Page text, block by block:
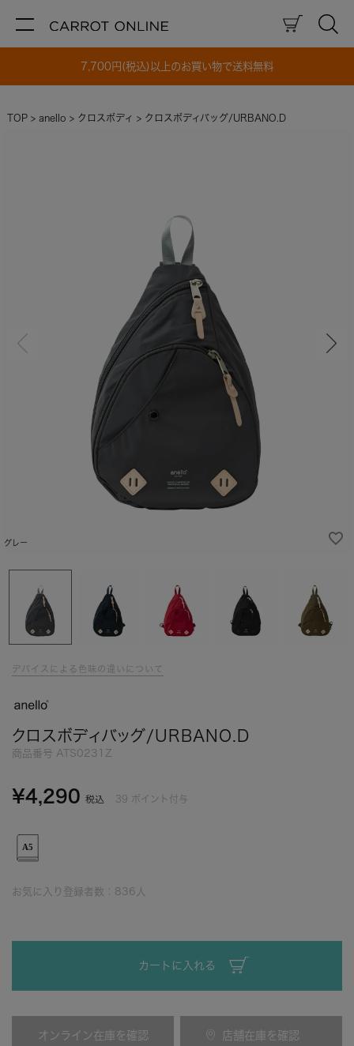
7,700円(税込)以上のお買い物で送料無料
TOP anello クロスボディ クロスボディバッグ/URBANO.D
グレー
デバイスによる色味の違いについて
クロスボディバッグ/URBANO.D
商品番号 ATS0231Z
¥4,290 税込 39 ポイント付与
お気に入り登録者数： 836 人
カートに入れる
オンライン在庫を確認 店舗在庫を確認